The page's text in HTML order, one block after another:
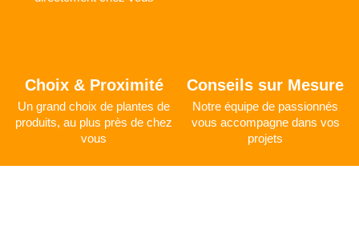
Choix & Proximité
Un grand choix de plantes de
produits, au plus près de chez
vous
Conseils sur Mesure
Notre équipe de passionnés
vous accompagne dans vos
projets